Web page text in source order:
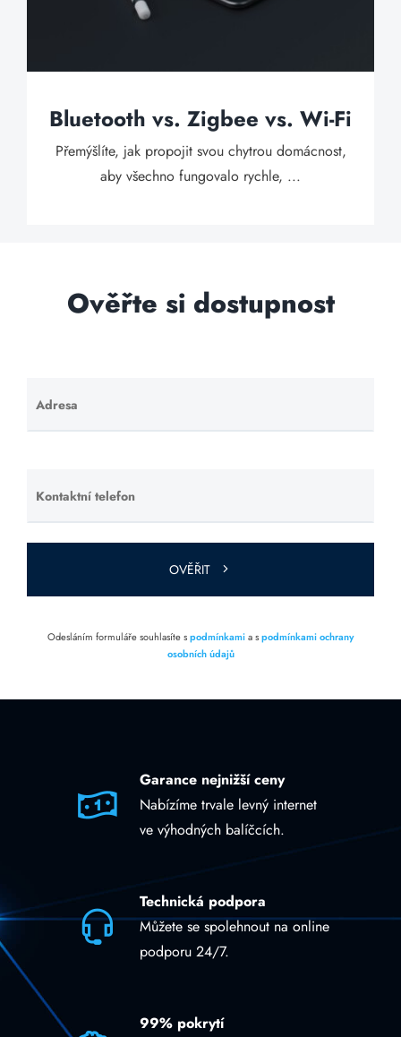
Bluetooth vs. Zigbee vs. Wi-Fi
Přemýšlíte, jak propojit svou chytrou domácnost,
aby všechno fungovalo rychle, ...
Ověřte si dostupnost
Adresa
Ponechte
toto pole
Kontaktní telefon
Ponechte
toto pole
prázdné.
OVĚŘIT
Odesláním formuláře souhlasíte spodmínkamia spodmínkami ochrany
osobních údajů
Garance nejnižší ceny
Nabízíme trvale levný internet
ve výhodných balíčcích.
Technická podpora
Můžete se spolehnout na online
podporu 24/7.
99% pokrytí